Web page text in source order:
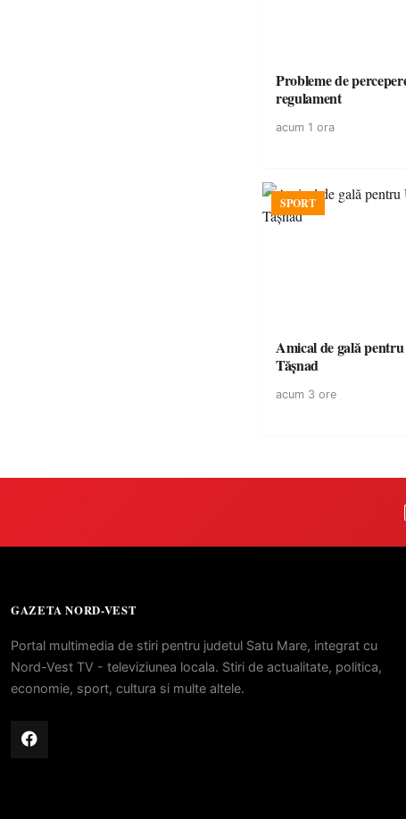
Probleme de
regulament
acum 1 ora
SPORT
Amical de gală
Tășnad
acum 3 ore
GAZETA NORD-VEST
Portal multimedia de stiri pentru judetul Satu Mare, integrat cu
Nord-Vest TV - televiziunea locala. Stiri de actualitate, politica,
economie, sport, cultura si multe altele.